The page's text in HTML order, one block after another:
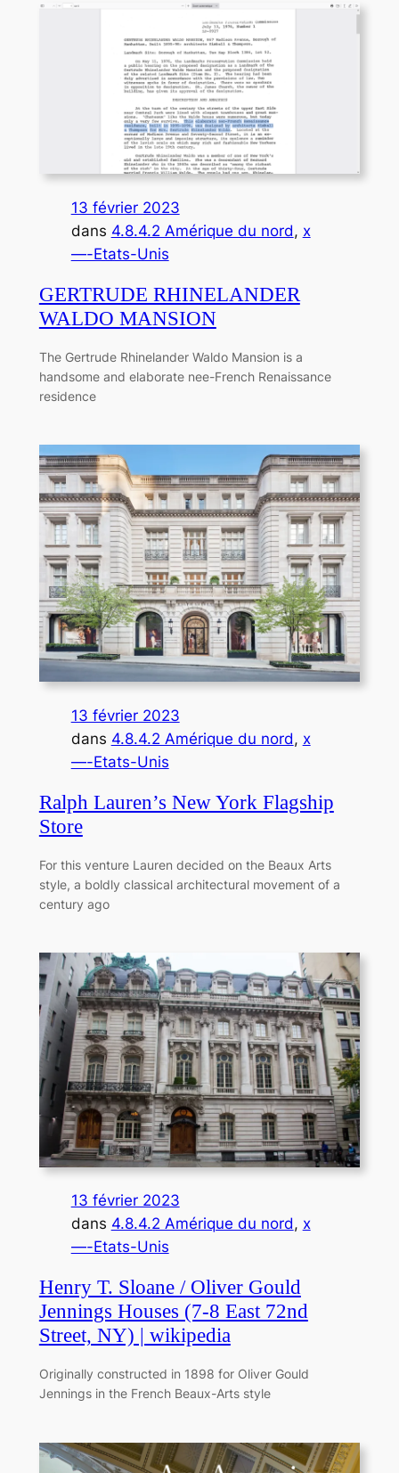
13 février 2023
dans 4.8.4.2 Amérique du nord, x
—-Etats-Unis
GERTRUDE RHINELANDER
WALDO MANSION
The Gertrude Rhinelander Waldo Mansion is a
handsome and elaborate nee-French Renaissance
residence
13 février 2023
dans 4.8.4.2 Amérique du nord, x
—-Etats-Unis
Ralph Lauren’s New York Flagship
Store
For this venture Lauren decided on the Beaux Arts
style, a boldly classical architectural movement of a
century ago
13 février 2023
dans 4.8.4.2 Amérique du nord, x
—-Etats-Unis
Henry T. Sloane / Oliver Gould
Jennings Houses (7-8 East 72nd
Street, NY) | wikipedia
Originally constructed in 1898 for Oliver Gould
Jennings in the French Beaux-Arts style